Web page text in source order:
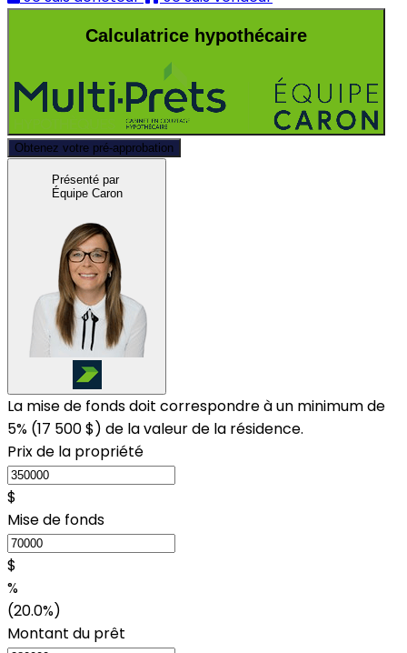
Calculatrice hypothécaire
Obtenez votre pré-approbation
Présenté par
Équipe Caron
La mise de fonds doit correspondre à un minimum de
5% (17 500 $) de la valeur de la résidence.
Prix de la propriété
$
Mise de fonds
$
%
(20.0%)
Montant du prêt